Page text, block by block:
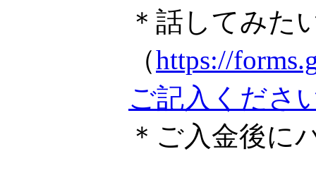
＊話してみた
（https://
ご記入くださ
＊ご入金後に